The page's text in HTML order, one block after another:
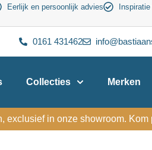
Eerlijk en persoonlijk advies
0161 431462
Collecties Merken
exclusief in onze showroom. Kom